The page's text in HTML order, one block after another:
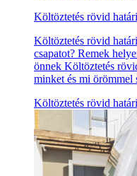
Költöztetés rövid
Költöztetés rövid
csapatot? Remek
önnek Költöztetés
minket és mi örömmel
Költöztetés rövid